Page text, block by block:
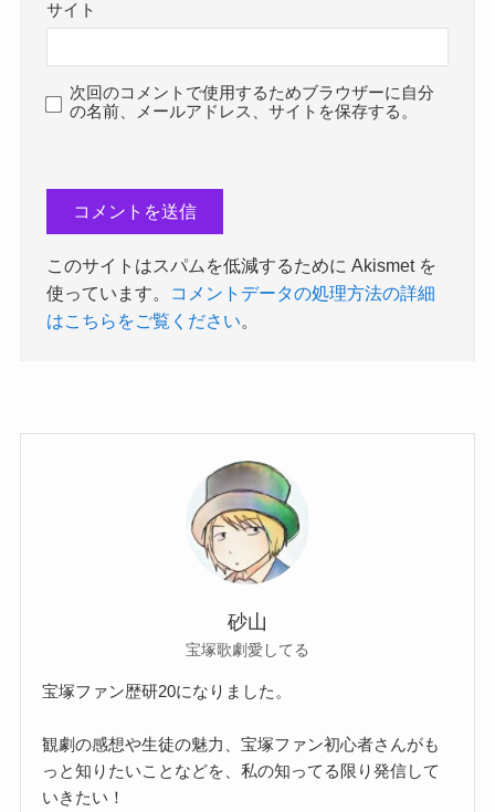
サイト
次回のコメントで使用するためブラウザーに自分
の名前、メールアドレス、サイトを保存する。
このサイトはスパムを低減するために Akismet を
使っています。
コメントデータの処理方法の詳細
はこちらをご覧ください。
砂山
宝塚歌劇愛してる
宝塚ファン歴研20になりました。
観劇の感想や生徒の魅力、宝塚ファン初心者さんがも
っと知りたいことなどを、私の知ってる限り発信して
いきたい！